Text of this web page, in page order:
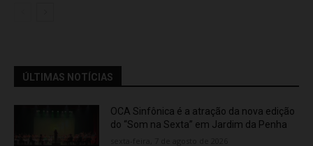
ÚLTIMAS NOTÍCIAS
OCA Sinfônica é a atração da nova edição
do “Som na Sexta” em Jardim da Penha